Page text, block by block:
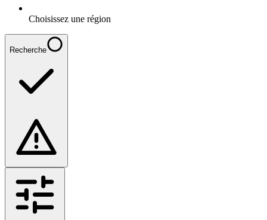
Choisissez une région
Recherche